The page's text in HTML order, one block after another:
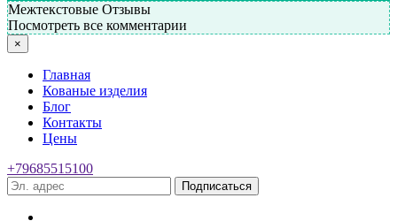
Межтекстовые Отзывы
Посмотреть все комментарии
×
Главная
Кованые изделия
Блог
Контакты
Цены
+79685515100
Подписаться